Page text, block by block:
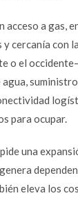
acceso a gas,
cercanía con
o el
para ocupar.
una
eleva los